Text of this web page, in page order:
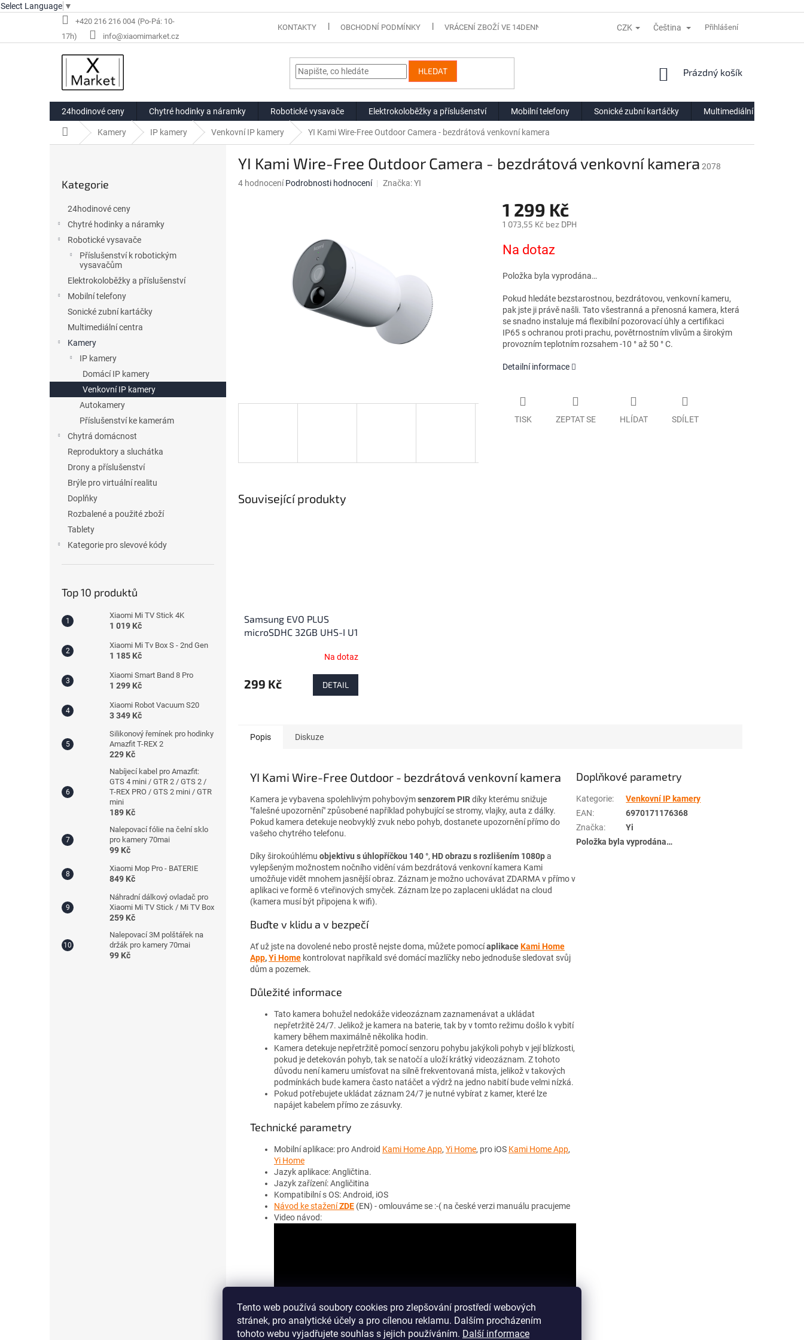
Select Language ▼
Tento web používá soubory cookies pro zlepšování prostředí webových
stránek, pro analytické účely a pro cílenou reklamu. Dalším procházením
tohoto webu vyjadřujete souhlas s jejich používáním. Další informace
+420 216 216 004
info@xiaomimarket.cz
KONTAKTY OBCHODNÍ PODMÍNKY VRÁCENÍ ZBOŽÍ VE 14DENNÍ LHŮTĚ REKLAMACE DODACÍ PODMÍNKY
CZK Čeština Přihlášení
HLEDAT
NÁKUPNÍ
Prázdný košík
24hodinové ceny Chytré hodinky a náramky Robotické vysavače Elektrokoloběžky a příslušenství Mobilní telefony Sonické zubní kartáčky Multimediální centra
Domů Kamery IP kamery Venkovní IP kamery YI Kami Wire-Free Outdoor Camera - bezdrátová venkovní kamera
kategorie
Kategorie
24hodinové ceny
Chytré hodinky a náramky
Robotické vysavače
Příslušenství k robotickým
vysavačům
Elektrokoloběžky a příslušenství
Mobilní telefony
Sonické zubní kartáčky
Multimediální centra
Kamery
IP kamery
Domácí IP kamery
Venkovní IP kamery
Autokamery
Příslušenství ke kamerám
Chytrá domácnost
Reproduktory a sluchátka
Drony a příslušenství
Brýle pro virtuální realitu
Doplňky
Rozbalené a použité zboží
Tablety
Kategorie pro slevové kódy
Top 10 produktů
Xiaomi Mi TV Stick 4K
1 019 Kč
Xiaomi Mi Tv Box S - 2nd Gen
1 185 Kč
Xiaomi Smart Band 8 Pro
1 299 Kč
Xiaomi Robot Vacuum S20
3 349 Kč
Silikonový řemínek pro hodinky
Amazfit T-REX 2
229 Kč
Nabíjecí kabel pro Amazfit:
GTS 4 mini / GTR 2 / GTS 2 /
T-REX PRO / GTS 2 mini / GTR
mini
189 Kč
Nalepovací fólie na čelní sklo
pro kamery 70mai
99 Kč
Xiaomi Mop Pro - BATERIE
849 Kč
Náhradní dálkový ovladač pro
Xiaomi Mi TV Stick / Mi TV Box
259 Kč
Nalepovací 3M polštářek na
držák pro kamery 70mai
99 Kč
YI Kami Wire-Free Outdoor Camera - bezdrátová venkovní kamera 2078
Průměrné
4 hodnocení Podrobnosti hodnocení Značka:YI
1 299 Kč
1 073,55 Kč bez DPH
cena:
Na dotaz
Položka byla vyprodána…
Pokud hledáte bezstarostnou, bezdrátovou, venkovní kameru,
pak jste ji právě našli. Tato všestranná a přenosná kamera, která
se snadno instaluje má flexibilní pozorovací úhly a certifikaci
IP65 s ochranou proti prachu, povětrnostním vlivům a širokým
provozním teplotním rozsahem -10 ° až 50 ° C.
Detailní informace
TISK ZEPTAT SE HLÍDAT SDÍLET
Související produkty
Samsung EVO PLUS
microSDHC 32GB UHS-I U1
produktu
hvězdiček.
Na dotaz
299 Kč DETAIL
Popis Diskuze
YI Kami Wire-Free Outdoor - bezdrátová venkovní kamera
Kamera je vybavena spolehlivým pohybovýmsenzorem PIRdíky kterému snižuje
"falešné upozornění" způsobené například pohybující se stromy, vlajky, auta z dálky.
Pokud kamera detekuje neobvyklý zvuk nebo pohyb, dostanete upozornění přímo do
vašeho chytrého telefonu.
Díky širokoúhlému objektivu s úhlopříčkou 140 °, HD obrazu s rozlišením 1080pa
vylepšeným možnostem nočního vidění vám bezdrátová venkovní kamera Kami
umožňuje vidět mnohem jasnější obraz. Záznam je možno uchovávat ZDARMA v přímo v
aplikaci ve formě 6 vteřinových smyček. Záznam lze po zaplaceni ukládat na cloud
(kamera musí být připojena k wifi).
Buďte v klidu a v bezpečí
Ať už jste na dovolené nebo prostě nejste doma, můžete pomocíaplikaceKami Home
App,Yi Home kontrolovat napříkald své domácí mazlíčky nebo jednoduše sledovat svůj
dům a pozemek.
Důležité informace
Tato kamera bohužel nedokáže videozáznam zaznamenávat a ukládat
nepřetržitě 24/7. Jelikož je kamera na baterie, tak by v tomto režimu došlo k vybití
kamery během maximálně několika hodin.
Kamera detekuje nepřetržitě pomocí senzoru pohybu jakýkoli pohyb v její blízkosti,
pokud je detekován pohyb, tak se natočí a uloží krátký videozáznam. Z tohoto
důvodu není kameru umísťovat na silně frekventovaná místa, jelikož v takových
podmínkách bude kamera často natáčet a výdrž na jedno nabití bude velmi nízká.
Pokud potřebujete ukládat záznam 24/7 je nutné vybírat z kamer, které lze
napájet kabelem přímo ze zásuvky.
Technické parametry
Mobilní aplikace: pro Android Kami Home App, Yi Home, pro iOS Kami Home App,
Yi Home
Jazyk aplikace: Angličtina.
Jazyk zařízení: Angličitina
Kompatibilní s OS: Android, iOS
Návod ke staženíZDE (EN) - omlouváme se :-( na české verzi manuálu pracujeme
Video návod:
Doplňkové parametry
Kategorie:
Venkovní IP kamery
EAN:
6970171176368
Značka:
Yi
Položka byla vyprodána…